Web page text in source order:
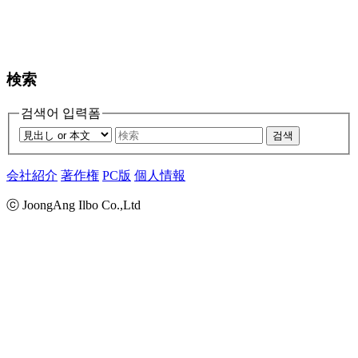
検索
검색어 입력폼
검색
会社紹介 著作権 PC版 個人情報
ⓒ JoongAng Ilbo Co.,Ltd